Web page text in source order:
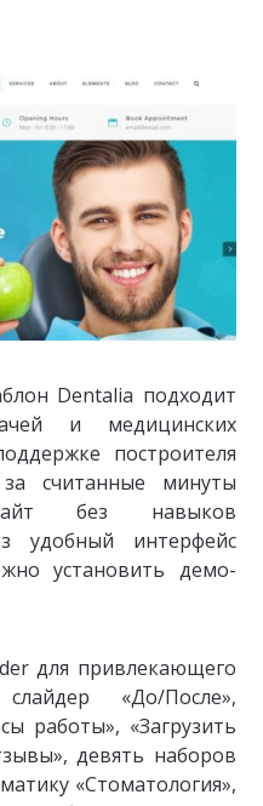
Dentalia подходит
и медицинских
построителя
считанные минуты
без навыков
удобный интерфейс
установить демо-
для привлекающего
«До/После»,
работы», «Загрузить
девять наборов
«Стоматология»,